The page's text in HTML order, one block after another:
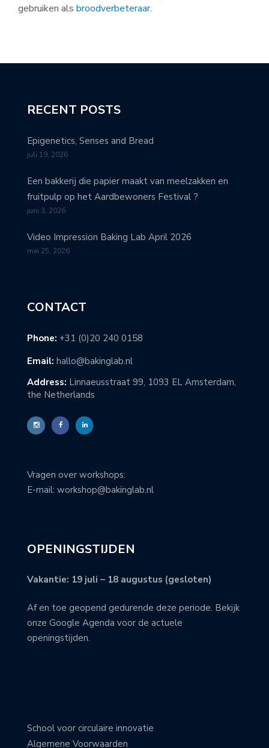
gebruiken als broodverbeteraar.
RECENT POSTS
Epigenetics, Senses and Bread
juli 19, 2026
Een bakkerij die papier maakt van meelzakken en
fruitpulp op het Aardbewoners Festival ?
juni 3, 2026
Video Impression Baking Lab April 2026
mei 25, 2026
CONTACT
Phone: +31 (0)20 240 0158
Email: hallo@bakinglab.nl
Address: Linnaeusstraat 99, 1093 EL Amsterdam,
the Netherlands
Vragen over workshops:
E-mail: workshop@bakinglab.nl
OPENINGSTIJDEN
Vakantie: 19 juli – 18 augustus (gesloten)
Af en toe geopend gedurende deze periode. Bekijk
onze Google Agenda voor de actuele
openingstijden.
School voor circulaire innovatie
Algemene Voorwaarden